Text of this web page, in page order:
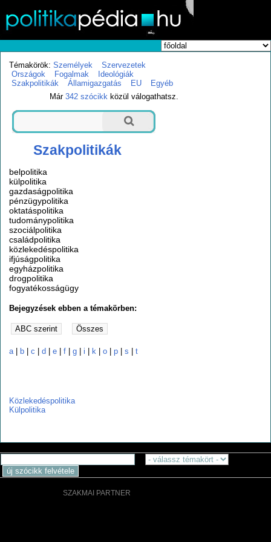
Témakörök: Személyek
Szervezetek
Országok
Fogalmak
Ideológiák
Szakpolitikák
Államigazgatás EU
Egyéb
Már342 szócikk közül válogathatsz.
Szakpolitikák
belpolitika
külpolitika
gazdaságpolitika
pénzügypolitika
oktatáspolitika
tudománypolitika
szociálpolitika
családpolitika
közlekedéspolitika
ifjúságpolitika
egyházpolitika
drogpolitika
fogyatékosságügy
Bejegyzések ebben a témakörben:
a b |c |d |e |f |g |i k |o |p |s |t
Közlekedéspolitika
Külpolitika
SZAKMAI PARTNER